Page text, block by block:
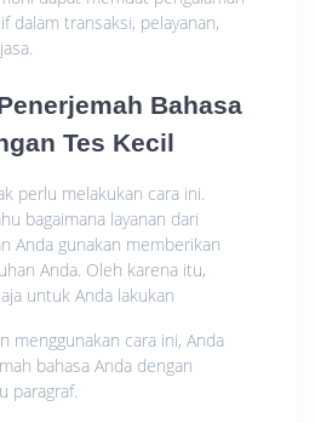
dalam transaksi, pelayanan,
Bahasa
Tes Kecil
perlu melakukan cara ini.
bagaimana layanan dari
Anda gunakan memberikan
Anda. Oleh karena itu,
untuk Anda lakukan
menggunakan cara ini, Anda
bahasa Anda dengan
paragraf.